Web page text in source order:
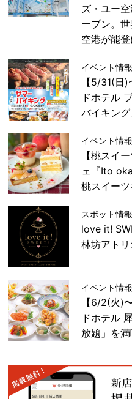
ズ・ユー
ープン。
空港が能登
イベント情報
【5/31(日
ドホテル
バイキング
イベント情報
【桃スイ
ェ『Ito
桃スイーツ
スポット情報
love it!
林坊アト
イベント情報
【6/2(火)
ドホテル
放題」を満